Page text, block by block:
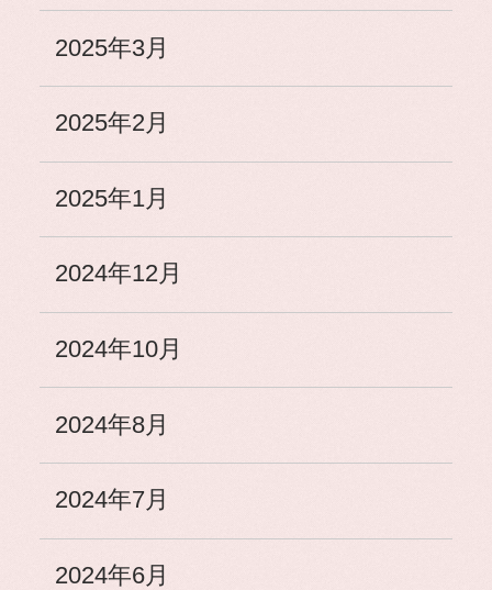
2025年3月
2025年2月
2025年1月
2024年12月
2024年10月
2024年8月
2024年7月
2024年6月